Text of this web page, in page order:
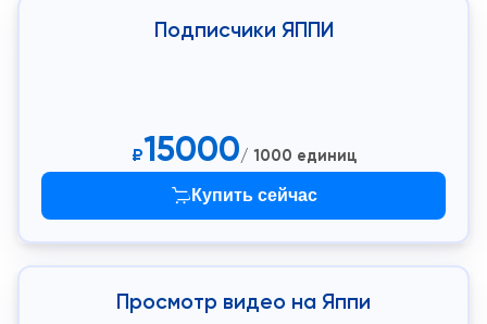
Подписчики ЯППИ
₽15000/ 1000 единиц
Купить сейчас
Просмотр видео на Яппи